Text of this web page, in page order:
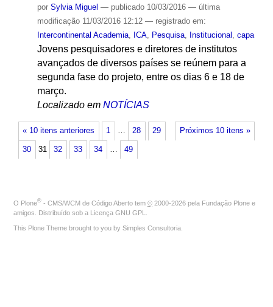
por Sylvia Miguel — publicado10/03/2016 — última
modificação11/03/2016 12:12 — registrado em:
Intercontinental Academia, ICA, Pesquisa, Institucional , capa
Jovens pesquisadores e diretores de institutos
avançados de diversos países se reúnem para a
segunda fase do projeto, entre os dias 6 e 18 de
março.
Localizado em NOTÍCIAS
« 10 itens anteriores Próximos 10 itens »
1 … 28 29
30 31 32 33 34 … 49
O Plone® - CMS/WCM de Código Aberto tem © 2000-2026 pela Fundação Plone e
amigos. Distribuído sob a Licença GNU GPL
This Plone Theme brought to you by Simples Consultoria